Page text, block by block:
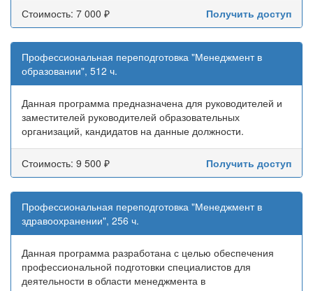
Стоимость: 7 000 ₽ Получить доступ
Профессиональная переподготовка "Менеджмент в
образовании", 512 ч.
Данная программа предназначена для руководителей и
заместителей руководителей образовательных
организаций, кандидатов на данные должности.
Стоимость: 9 500 ₽ Получить доступ
Профессиональная переподготовка "Менеджмент в
здравоохранении", 256 ч.
Данная программа разработана с целью обеспечения
профессиональной подготовки специалистов для
деятельности в области менеджмента в